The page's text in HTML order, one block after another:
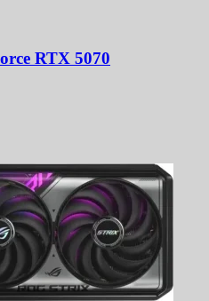
RTX 5070